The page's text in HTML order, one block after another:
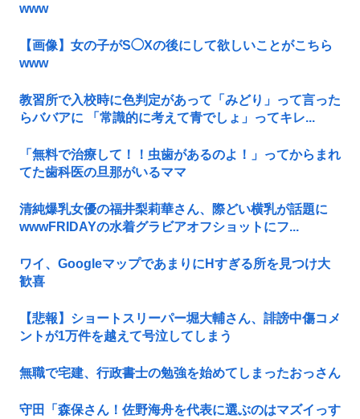
www
【画像】女の子がS◯Xの後にして欲しいことがこちら
www
教習所で入校時に色判定があって「みどり」って言った
らババアに 「常識的に考えて青でしょ」ってキレ...
「無料で治療して！！虫歯があるのよ！」ってからまれ
てた歯科医の旦那がいるママ
清純爆乳女優の福井梨莉華さん、際どい横乳が話題に
wwwFRIDAYの水着グラビアオフショットにフ...
ワイ、GoogleマップであまりにΗすぎる所を見つけ大
歓喜
【悲報】ショートスリーパー堀大輔さん、誹謗中傷コメ
ントが1万件を越えて号泣してしまう
無職で宅建、行政書士の勉強を始めてしまったおっさん
守田「森保さん！佐野海舟を代表に選ぶのはマズイっす